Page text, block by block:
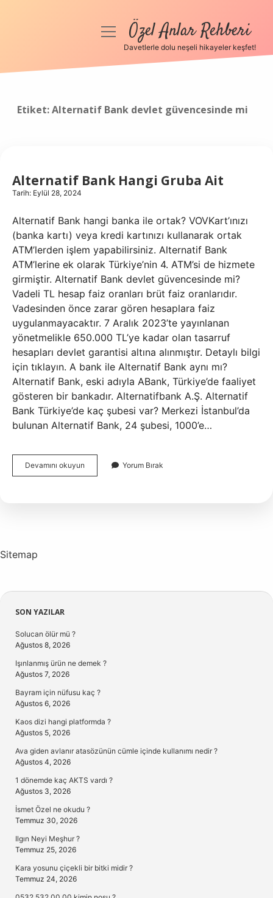
Anasayfa
menüyüÖzel Anlar Rehberi
Davetlerle dolu neşeli hikayeler keşfet!
Etiket:Alternatif Bank devlet güvencesinde mi
Alternatif Bank Hangi Gruba Ait
Tarih: Eylül 28, 2024
Alternatif Bank hangi banka ile ortak? VOVKart’ınızı
(banka kartı) veya kredi kartınızı kullanarak ortak
ATM’lerden işlem yapabilirsiniz. Alternatif Bank
ATM’lerine ek olarak Türkiye’nin 4. ATM’si de hizmete
girmiştir. Alternatif Bank devlet güvencesinde mi?
Vadeli TL hesap faiz oranları brüt faiz oranlarıdır.
Vadesinden önce zarar gören hesaplara faiz
uygulanmayacaktır. 7 Aralık 2023’te yayınlanan
yönetmelikle 650.000 TL’ye kadar olan tasarruf
hesapları devlet garantisi altına alınmıştır. Detaylı bilgi
için tıklayın. A bank ile Alternatif Bank aynı mı?
Alternatif Bank, eski adıyla ABank, Türkiye’de faaliyet
gösteren bir bankadır. Alternatifbank A.Ş. Alternatif
Bank Türkiye’de kaç şubesi var? Merkezi İstanbul’da
bulunan Alternatif Bank, 24 şubesi, 1000’e…
Devamını okuyun Alternatif
Bank
Yorum Bırak
Sitemap
Sidebar
SON YAZILAR
Solucan ölür mü ?
Ağustos 8, 2026
Işınlanmış ürün ne demek ?
Ağustos 7, 2026
Bayram için nüfusu kaç ?
Ağustos 6, 2026
Kaos dizi hangi platformda ?
Ağustos 5, 2026
Ava giden avlanır atasözünün cümle içinde kullanımı nedir ?
Ağustos 4, 2026
1 dönemde kaç AKTS vardı ?
Ağustos 3, 2026
İsmet Özel ne okudu ?
Temmuz 30, 2026
Ilgın Neyi Meşhur ?
Temmuz 25, 2026
Kara yosunu çiçekli bir bitki midir ?
Temmuz 24, 2026